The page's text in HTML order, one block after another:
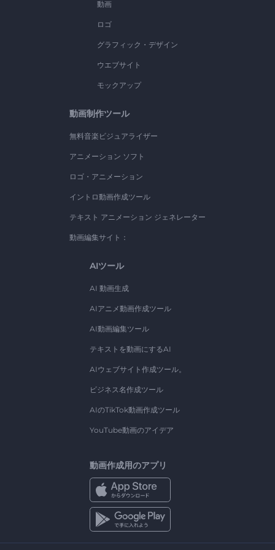
動画
ロゴ
グラフィック・デザイン
ウエブサイト
モックアップ
動画制作ツール
無料音楽ビジュアライザー
アニメーション ソフト
ロゴ・アニメーション
イントロ動画作成ツール
テキスト アニメーション ジェネレーター
動画編集サイト：
AIツール
AI 動画生成
AIアニメ動画作成ツール
AI動画編集ツール
テキストを動画にするAI
AIウェブサイト作成ツール。
ビジネス名作成ツール
AIのTikTok動画作成ツール
YouTube動画のアイデア
動画作成用のアプリ